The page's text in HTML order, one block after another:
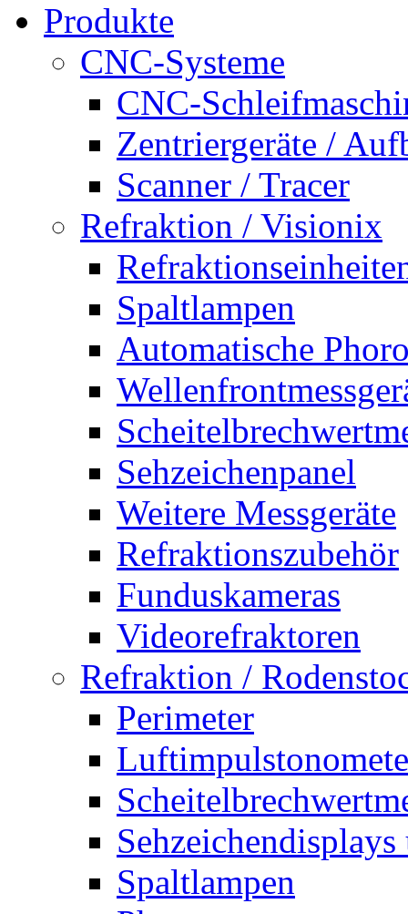
Produkte
CNC-Systeme
CNC-
Zentriergeräte /
Scanner / Tracer
Refraktion / Visionix
Spaltlampen
Automatische
Sehzeichenpanel
Weitere Messgeräte
Refraktionszubehör
Funduskameras
Videorefraktoren
Refraktion /
Perimeter
Spaltlampen